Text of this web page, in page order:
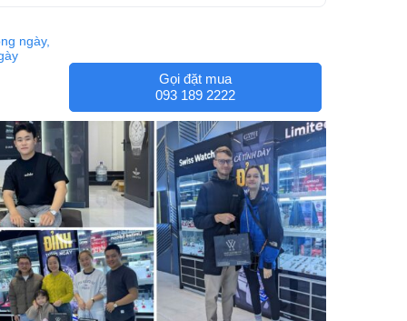
ngày,
Gọi đặt mua
093 189 2222